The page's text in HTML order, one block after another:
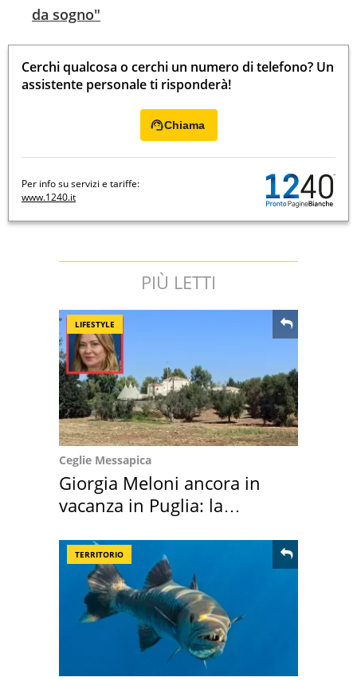
da sogno"
Cerchi qualcosa o cerchi un numero di telefono? Un
assistente personale ti risponderà!
Chiama
Per info su servizi e tariffe:
www.1240.it
PIÙ LETTI
LIFESTYLE
Ceglie Messapica
Giorgia Meloni ancora in
vacanza in Puglia: la
TERRITORIO